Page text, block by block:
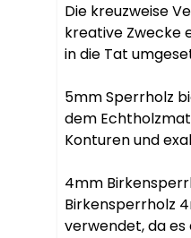
Die kreuzweise
kreative Zwecke
in die Tat
5mm Sperrholz
dem
Konturen und
4mm
Birkensperrholz
verwendet, da